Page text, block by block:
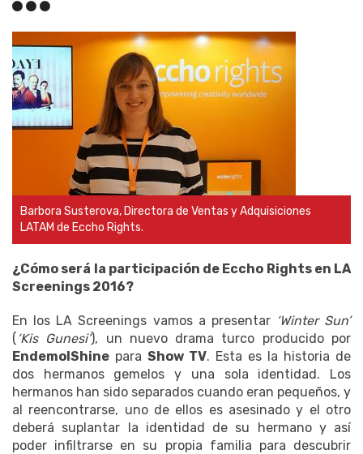
Barbora Susterova, Directora de Ventas y Adquisiciones
LATAM de Eccho Rights.
¿Cómo será la participación de Eccho Rights en LA
Screenings 2016?
En los LA Screenings vamos a presentar ‘Winter Sun’
( ‘Kis Gunesi’), un nuevo drama turco producido por
EndemolShine para Show TV. Esta es la historia de
dos hermanos gemelos y una sola identidad. Los
hermanos han sido separados cuando eran pequeños, y
al reencontrarse, uno de ellos es asesinado y el otro
deberá suplantar la identidad de su hermano y así
poder infiltrarse en su propia familia para descubrir